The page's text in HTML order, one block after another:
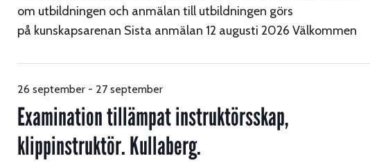
om utbildningen och anmälan till utbildningen görs
på kunskapsarenan Sista anmälan 12 augusti 2026 Välkommen
Examination tillämpat instruktörsskap,
klippinstruktör. Kullaberg.
26 september - 27 september